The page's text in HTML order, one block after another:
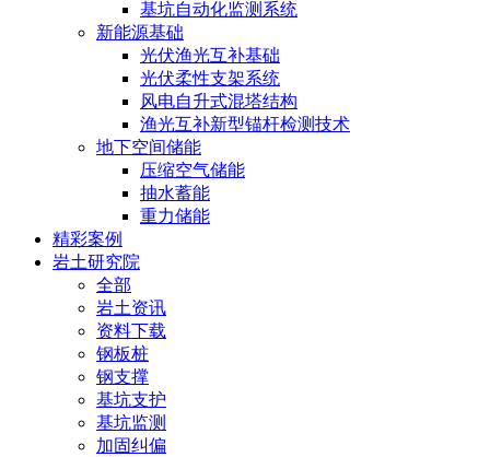
基坑自动化监测系统
新能源基础
光伏渔光互补基础
光伏柔性支架系统
风电自升式混塔结构
渔光互补新型锚杆检测技术
地下空间储能
压缩空气储能
抽水蓄能
重力储能
精彩案例
岩土研究院
全部
岩土资讯
资料下载
钢板桩
钢支撑
基坑支护
基坑监测
加固纠偏